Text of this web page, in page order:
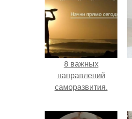
8 важных
направлений
саморазвития.